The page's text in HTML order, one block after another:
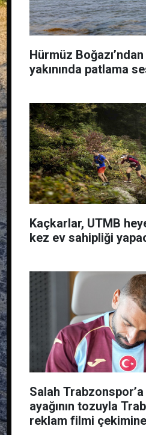
Hürmüz
yakınında patlama
Kaçkarlar, UTMB
kez ev sahipliği
Salah Trabzonspor’a
ayağının tozuyla
reklam filmi çekimine